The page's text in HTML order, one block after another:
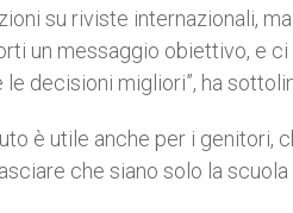
su riviste internazionali,
un messaggio obiettivo, e
le decisioni migliori”, ha
è utile anche per i genitori,
che siano solo la